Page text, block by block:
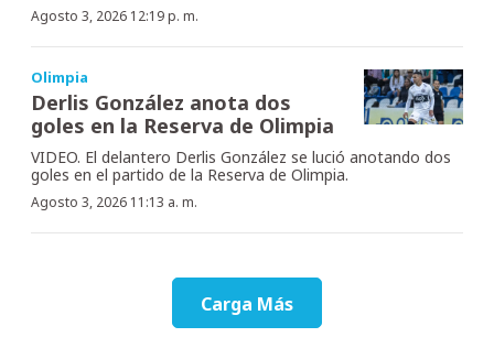
Agosto 3, 2026 12:19 p. m.
Olimpia
Derlis González anota dos
goles en la Reserva de Olimpia
VIDEO. El delantero Derlis González se lució anotando dos
goles en el partido de la Reserva de Olimpia.
Agosto 3, 2026 11:13 a. m.
Carga Más